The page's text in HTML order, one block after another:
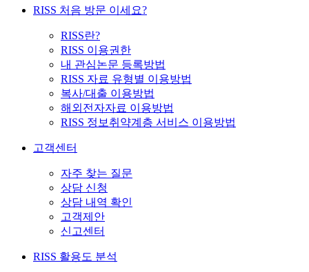
RISS 처음 방문 이세요?
RISS란?
RISS 이용권한
내 관심논문 등록방법
RISS 자료 유형별 이용방법
복사/대출 이용방법
해외전자자료 이용방법
RISS 정보취약계층 서비스 이용방법
고객센터
자주 찾는 질문
상담 신청
상담 내역 확인
고객제안
신고센터
RISS 활용도 분석